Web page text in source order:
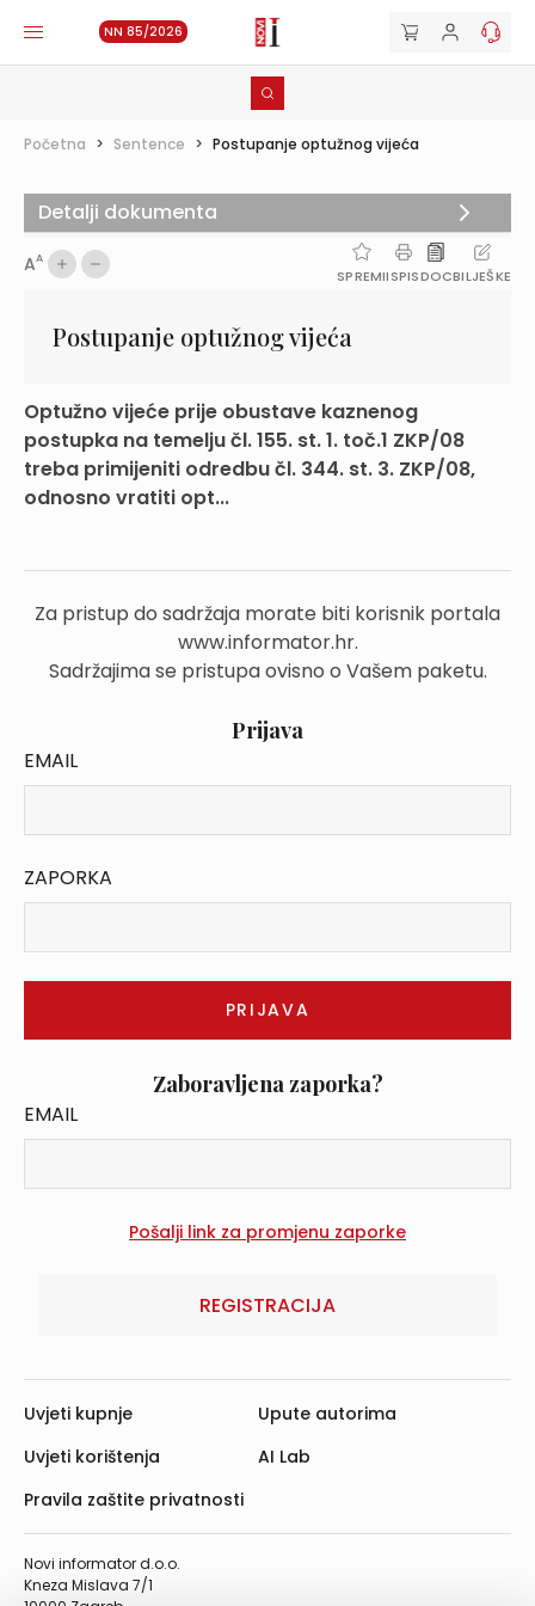
NN 85/2026
Početna > Sentence > Postupanje optužnog vijeća
AA
SPREMIISPISDOCBILJEŠKE
Postupanje optužnog vijeća
Optužno vijeće prije obustave kaznenog
postupka na temelju čl. 155. st. 1. toč.1 ZKP/08
treba primijeniti odredbu čl. 344. st. 3. ZKP/08,
odnosno vratiti opt...
Za pristup do sadržaja morate biti korisnik portala
www.informator.hr.
Sadržajima se pristupa ovisno o Vašem paketu.
Prijava
EMAIL
ZAPORKA
Zaboravljena zaporka?
EMAIL
REGISTRACIJA
Detalji dokumenta
Novi informator d.o.o.
Kneza Mislava 7/1
Uvjeti kupnje
Uvjeti korištenja
Pravila zaštite privatnosti
Upute autorima
AI Lab